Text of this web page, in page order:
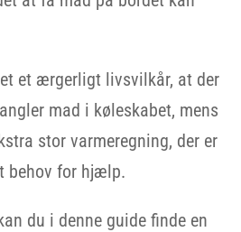
et ærgerligt livsvilkår, at der
mad i køleskabet, mens
stor varmeregning, der er
behov for hjælp.
du i denne guide finde en